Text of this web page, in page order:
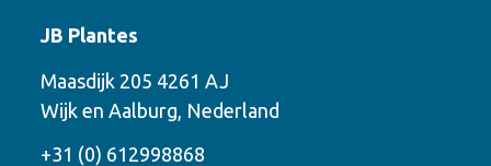
options suivantes
JB Plantes
Maasdijk 205 4261 AJ
Wijk en Aalburg, Nederland
+31 (0) 612998868